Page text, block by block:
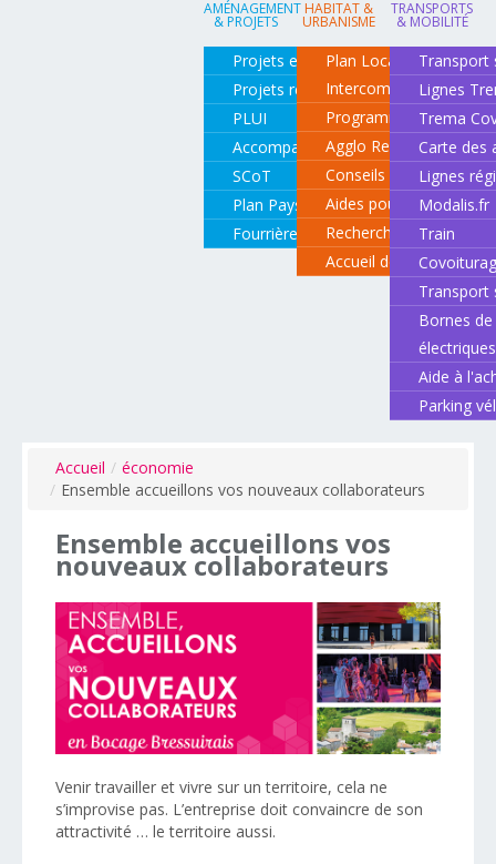
AMÉNAGEMENT
& PROJETS
Projets en cours
Projets réalisés
PLUI
Accompagnement de projets
SCoT
Plan Paysage
Fourrière animale
HABITAT &
URBANISME
Plan Local d'Urbanisme
Intercommunal
Programme local de
Agglo Renov
Conseils pour rénover
Aides pour rénover
Recherche d'un
Accueil des gens du
TRANSPORTS
& MOBILITÉ
Transport
Lignes
Trema
Carte des
Lignes
Modalis.fr
Train
Transport
Bornes
électriques
Aide à
Parking
Accueil / économie
/ Ensemble accueillons vos nouveaux collaborateurs
Ensemble accueillons vos
nouveauxcollaborateurs
Venir travailler et vivre sur un territoire, cela ne
s’improvise pas. L’entreprise doit convaincre de son
attractivité … le territoire aussi.